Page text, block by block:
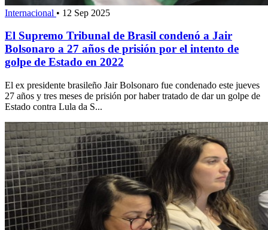
Internacional • 12 Sep 2025
El Supremo Tribunal de Brasil condenó a Jair
Bolsonaro a 27 años de prisión por el intento de
golpe de Estado en 2022
El ex presidente brasileño Jair Bolsonaro fue condenado este jueves
27 años y tres meses de prisión por haber tratado de dar un golpe de
Estado contra Lula da S...